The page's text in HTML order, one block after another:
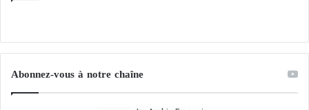
Abonnez-vous à notre chaîne